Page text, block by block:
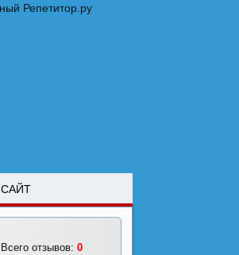
САЙТ
Всего отзывов:0